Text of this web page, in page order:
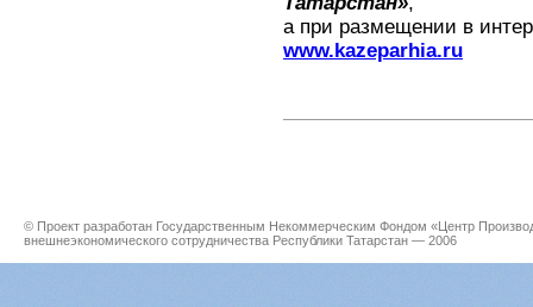
а при размещении в
www.kazeparhia.ru
© Проект разработан Государственным Некоммерческим Фондом «Центр
внешнеэкономического сотрудничества Республики Татарстан — 2006